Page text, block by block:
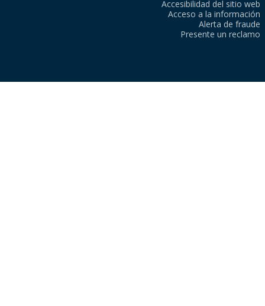
Accesibilidad del sitio web
Acceso a la información
Alerta de fraude
Presente un reclamo